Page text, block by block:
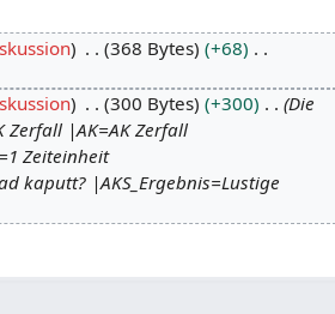
368 Bytes
+68
300 Bytes +300
Die
Zerfall |AK=AK Zerfall
Zeiteinheit
kaputt? |AKS_Ergebnis=Lustige